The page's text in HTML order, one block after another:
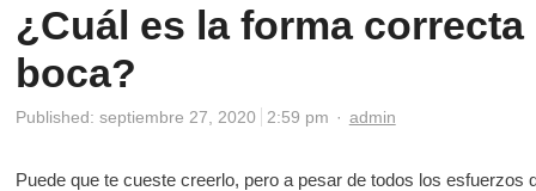
¿Cuál es la forma
boca?
Published: septiembre 27, 2020 2:59 pm Author
admin
Puede que te cueste creerlo, pero a pesar de todos los esfuerzos